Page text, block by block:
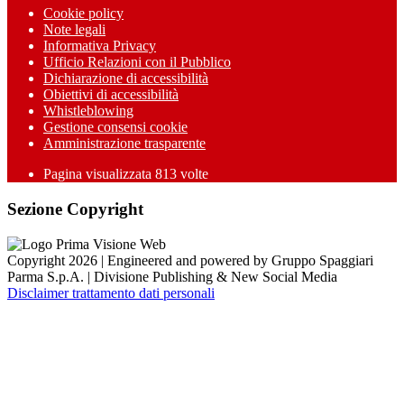
Cookie policy
Note legali
Informativa Privacy
Ufficio Relazioni con il Pubblico
Dichiarazione di accessibilità
Obiettivi di accessibilità
Whistleblowing
Gestione consensi cookie
Amministrazione trasparente
Pagina visualizzata 813 volte
Sezione Copyright
Copyright 2026 | Engineered and powered by Gruppo Spaggiari
Parma S.p.A. | Divisione Publishing & New Social Media
Disclaimer trattamento dati personali